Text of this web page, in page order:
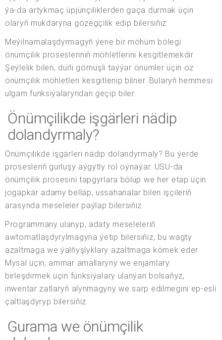
ýa-da artykmaç üpjünçiliklerden gaça durmak üçin
olaryň mukdaryna gözegçilik edip bilersiňiz.
Meýilnamalaşdyrmagyň ýene bir möhüm bölegi
önümçilik prosesleriniň möhletlerini kesgitlemekdir.
Şeýlelik bilen, dürli görnüşli taýýar önümler üçin öz
önümçilik möhletleri kesgitlenip bilner. Bularyň hemmesi
ulgam funksiýalaryndan geçip biler.
Önümçilikde işgärleri nädip
dolandyrmaly?
Önümçilikde işgärleri nädip dolandyrmaly? Bu ýerde
prosesleriň gurluşy aýgytly rol oýnaýar. USU-da
önümçilik prosesini tapgyrlara bölüp we her etap üçin
jogapkär adamy belläp, ussahanalar bilen işçileriň
arasynda meseleler paýlap bilersiňiz.
Programmany ulanyp, adaty meseleleriň
awtomatlaşdyrylmagyna ýetip bilersiňiz, bu wagty
azaltmaga we ýalňyşlyklary azaltmaga kömek eder.
Mysal üçin, ammar amallaryny we enjamlary
birleşdirmek üçin funksiýalary ulanýan bolsaňyz,
inwentar zatlaryň alynmagyny we sarp edilmegini ep-esli
çaltlaşdyryp bilersiňiz.
Gurama we önümçilik